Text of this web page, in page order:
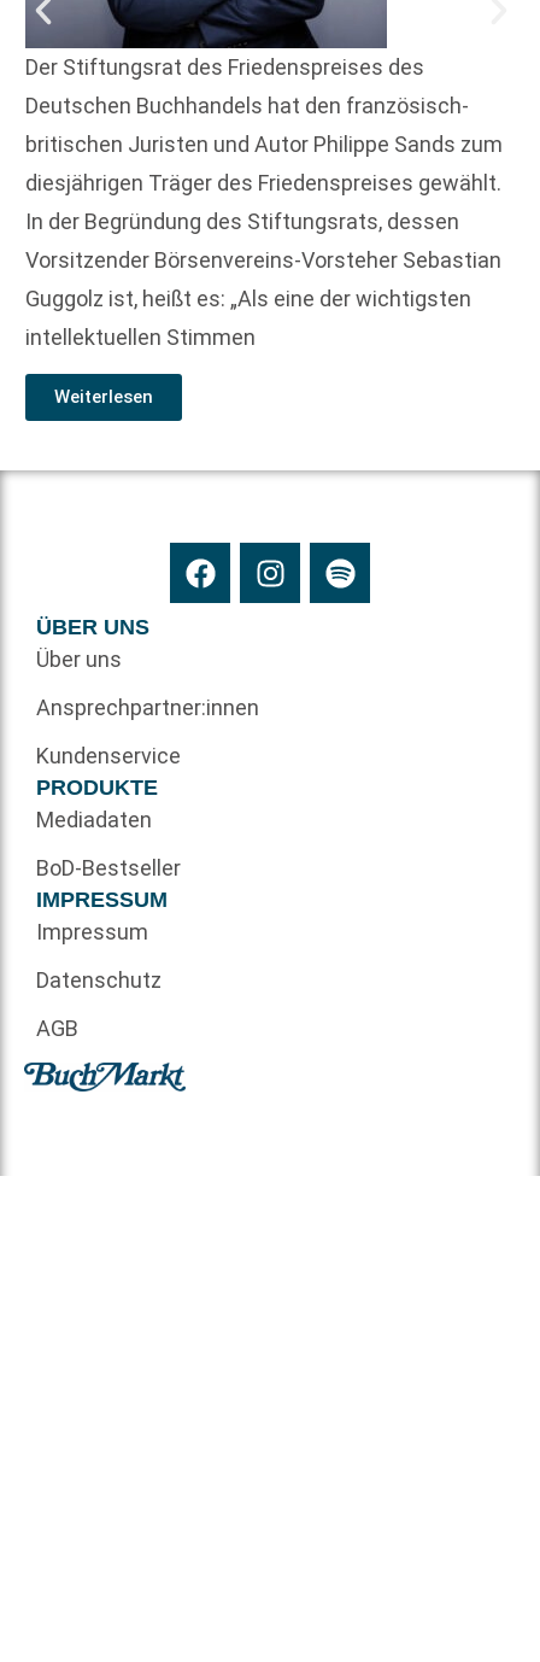
Der Stiftungsrat des Friedenspreises des
Deutschen Buchhandels hat den französisch-
britischen Juristen und Autor Philippe Sands zum
diesjährigen Träger des Friedenspreises gewählt.
In der Begründung des Stiftungsrats, dessen
Vorsitzender Börsenvereins-Vorsteher Sebastian
Guggolz ist, heißt es: „Als eine der wichtigsten
intellektuellen Stimmen
Weiterlesen
ÜBER UNS
Über uns
Ansprechpartner:innen
Kundenservice
PRODUKTE
Mediadaten
BoD-Bestseller
IMPRESSUM
Impressum
Datenschutz
AGB